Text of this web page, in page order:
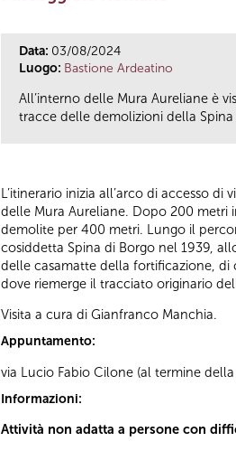
Data: 03/08/2024
Luogo: Bastione Ardeatino
All’interno delle Mura Aureliane è
tracce delle demolizioni della
L’itinerario inizia all’arco di accesso
delle Mura Aureliane. Dopo 200 metri
demolite per 400 metri. Lungo il
cosiddetta Spina di Borgo nel 1939,
delle casamatte della fortificazione, di
dove riemerge il tracciato originario
Visita a cura di Gianfranco Manchia.
Appuntamento:
via Lucio Fabio Cilone (al termine della
Informazioni:
Attività non adatta a persone con